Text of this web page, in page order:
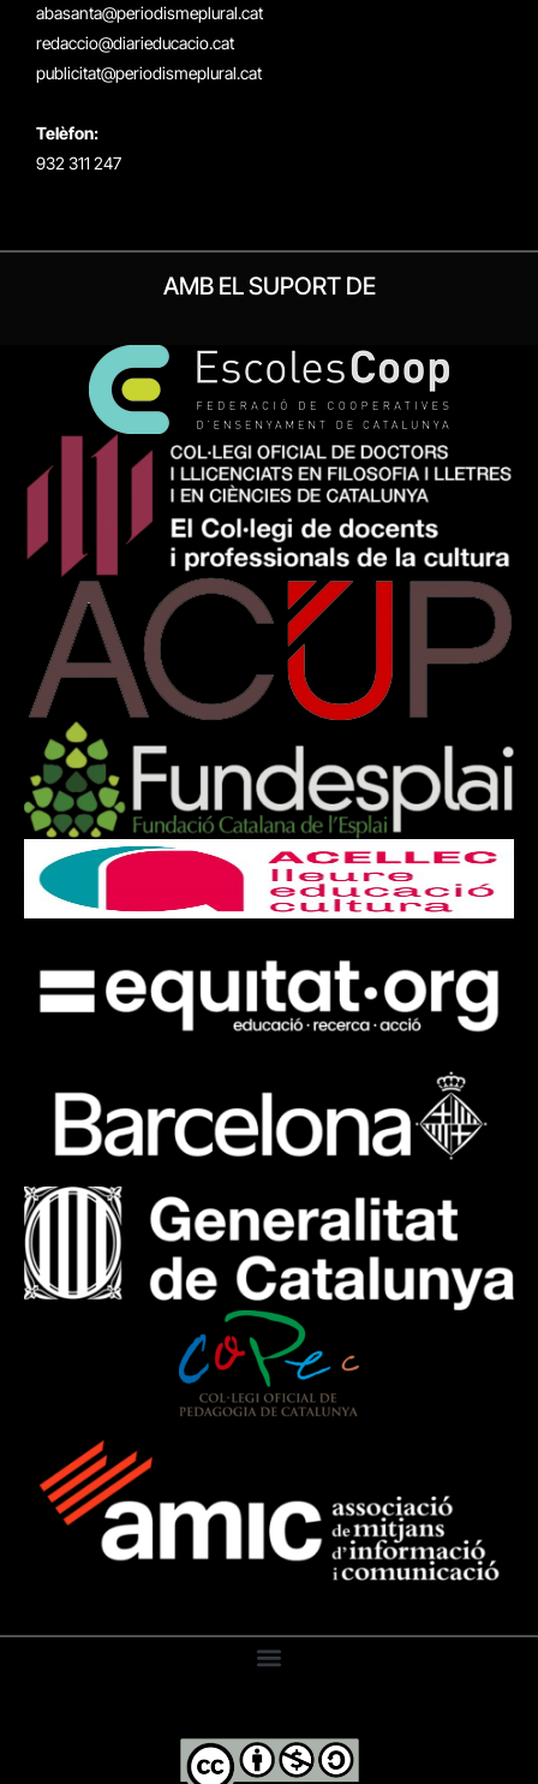
abasanta@periodismeplural.cat
redaccio@diarieducacio.cat
publicitat@periodismeplural.cat
Telèfon:
932 311 247
AMB EL SUPORT DE